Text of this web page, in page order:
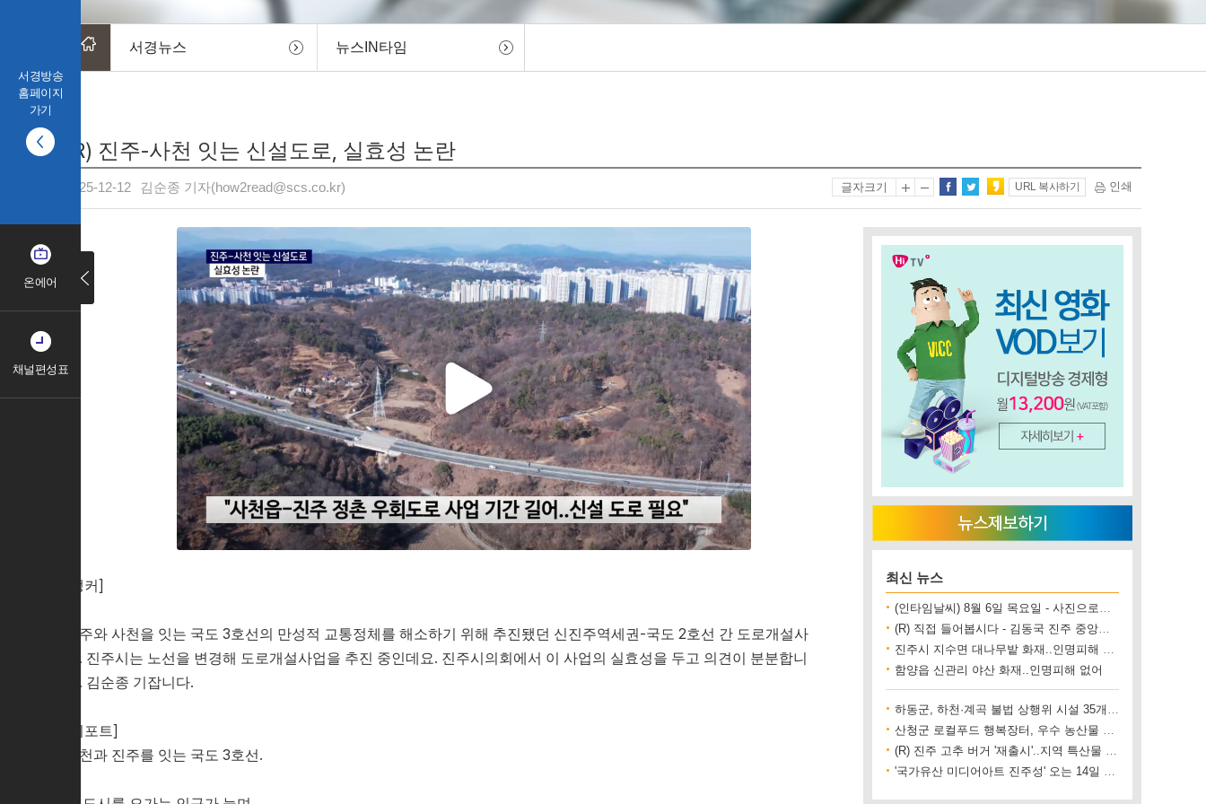
서경방송
홈페이지
가기
온에어
채널편성표
서경뉴스 뉴스IN타임
(R) 진주-사천 잇는 신설도로, 실효성 논란
2025-12-12 김순종 기자(how2read@scs.co.kr) 글자크기 URL 복사하기 인쇄
[앵커]
진주와 사천을 잇는 국도 3호선의 만성적 교통정체를 해소하기 위해 추진됐던 신진주역세권-국도 2호선 간 도로개설사
업. 진주시는 노선을 변경해 도로개설사업을 추진 중인데요. 진주시의회에서 이 사업의 실효성을 두고 의견이 분분합니
다. 김순종 기잡니다.
[리포트]
사천과 진주를 잇는 국도 3호선.
최신 뉴스
(인타임날씨) 8월 6일 목요일 - 사진으로보는 날씨
(R) 직접 들어봅시다 - 김동국 진주 중앙시장 상인회장
진주시 지수면 대나무밭 화재..인명피해 없어
함양읍 신관리 야산 화재..인명피해 없어
하동군, 하천·계곡 불법 상행위 시설 35개소 철거
산청군 로컬푸드 행복장터, 우수 농산물 직거래 사업장 인증
(R) 진주 고추 버거 '재출시'..지역 특산물 홍보 기대
'국가유산 미디어아트 진주성' 오는 14일 개막